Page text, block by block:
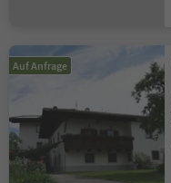
Auf Anfrage